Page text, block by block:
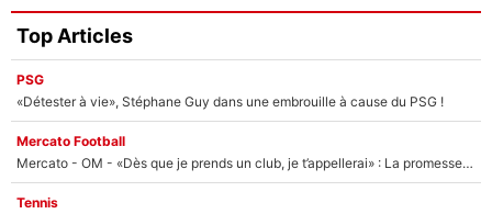
Top Articles
PSG
«Détester à vie», Stéphane Guy dans une embrouille à cause du PSG !
Mercato Football
Mercato - OM - «Dès que je prends un club, je t’appellerai» : La promesse de Marcelino au moment de claquer la porte
Tennis